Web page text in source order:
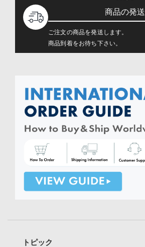
商品の発送
ご注文の商品を発送します。
商品到着をお待ち下さい。
トピック